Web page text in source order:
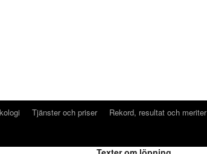
Tjänster och priser
Rekord, resultat och meriter